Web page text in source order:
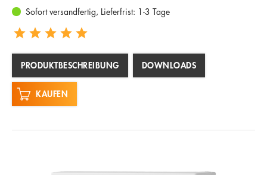
Sofort versandfertig, Lieferfrist: 1-3 Tage
PRODUKTBESCHREIBUNG DOWNLOADS
KAUFEN